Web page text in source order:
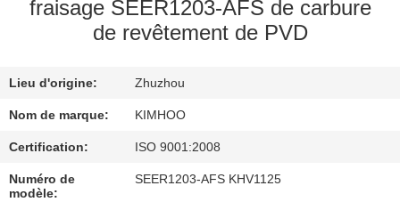
CONTRÔLE
QUALITÉ
CONTACTEZ-
NOUS
fraisage SEER1203-AFS de carbure
de revêtement de PVD
Lieu d'origine: Zhuzhou
Nom de marque: KIMHOO
Certification: ISO 9001:2008
Numéro de
modèle:
SEER1203-AFS KHV1125